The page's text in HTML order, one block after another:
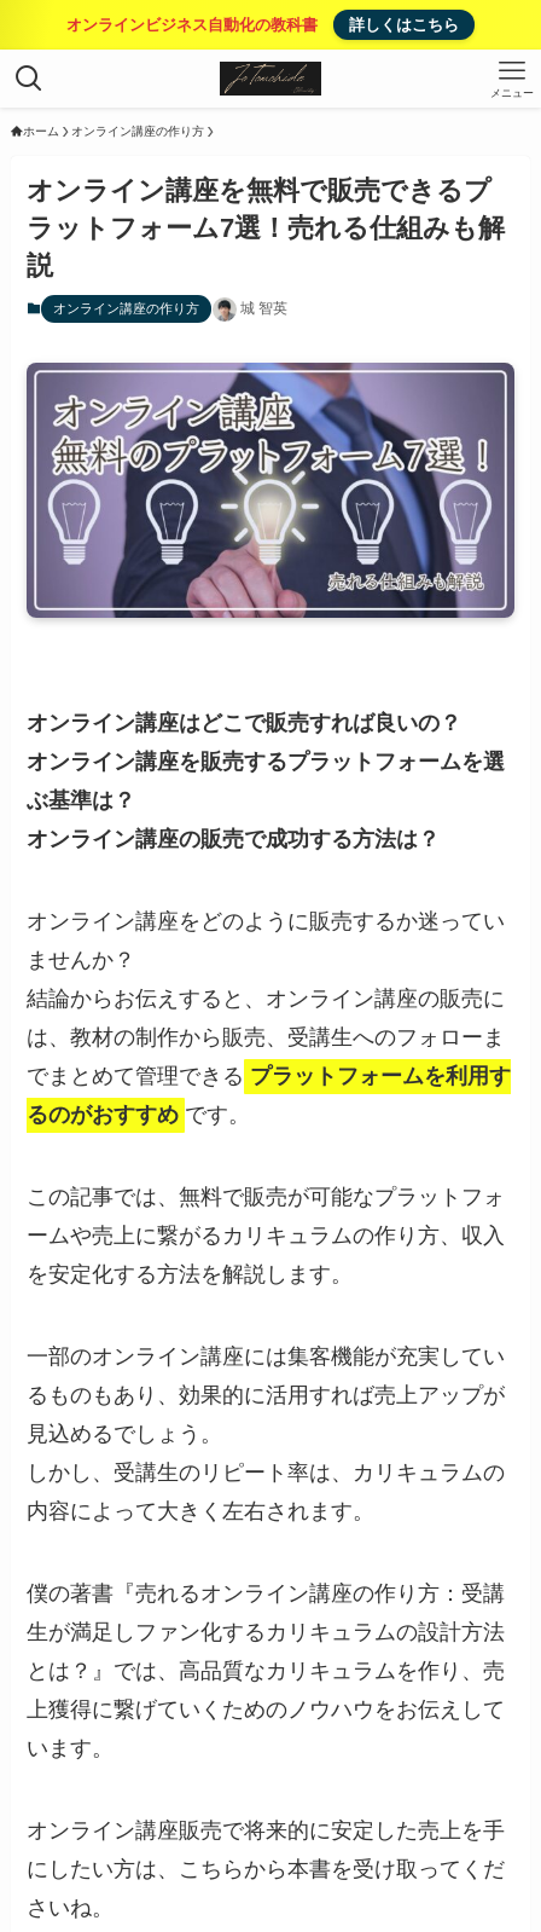
オンラインビジネス自動化の教科書 詳しくはこちら
メニュー
ホーム オンライン講座の作り方
オンライン講座を無料で販売できるプ
ラットフォーム7選！売れる仕組みも解
説
オンライン講座の作り方 城 智英
オンライン講座はどこで販売すれば良いの？
オンライン講座を販売するプラットフォームを選
ぶ基準は？
オンライン講座の販売で成功する方法は？
オンライン講座をどのように販売するか迷ってい
ませんか？
結論からお伝えすると、オンライン講座の販売に
は、教材の制作から販売、受講生へのフォローま
でまとめて管理できる プラットフォームを利用す
るのがおすすめ です。
この記事では、無料で販売が可能なプラットフォ
ームや売上に繋がるカリキュラムの作り方、収入
を安定化する方法を解説します。
一部のオンライン講座には集客機能が充実してい
るものもあり、効果的に活用すれば売上アップが
見込めるでしょう。
しかし、受講生のリピート率は、カリキュラムの
内容によって大きく左右されます。
僕の著書『売れるオンライン講座の作り方：受講
生が満足しファン化するカリキュラムの設計方法
とは？』では、高品質なカリキュラムを作り、売
上獲得に繋げていくためのノウハウをお伝えして
います。
オンライン講座販売で将来的に安定した売上を手
にしたい方は、こちらから本書を受け取ってくだ
さいね。